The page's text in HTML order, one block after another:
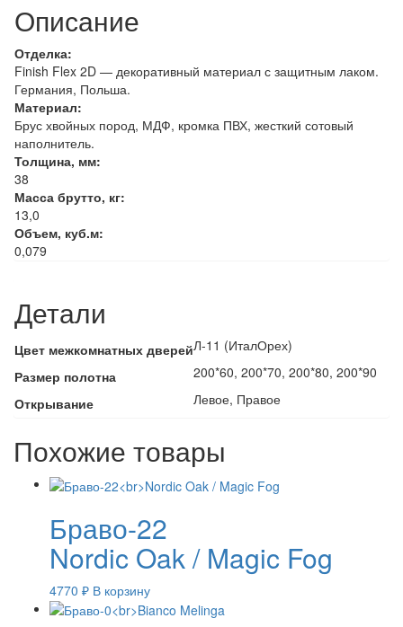
Описание
Отделка:
Finish Flex 2D — декоративный материал с защитным лаком.
Германия, Польша.
Материал:
Брус хвойных пород, МДФ, кромка ПВХ, жесткий сотовый
наполнитель.
Толщина, мм:
38
Масса брутто, кг:
13,0
Объем, куб.м:
0,079
Детали
Цвет межкомнатных дверейЛ-11 (ИталОрех)
Размер полотна
200*60, 200*70, 200*80, 200*90
Открывание
Левое, Правое
Похожие товары
Браво-22
Nordic Oak / Magic Fog
4770 ₽ В корзину